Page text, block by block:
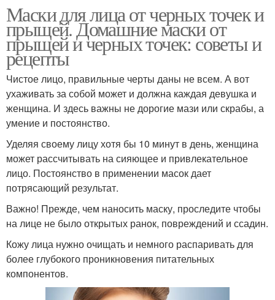
Маска от прыщей
Точки в домашних
условиях
Маски для лица от черных точек и
прыщей. Домашние маски от
прыщей и черных точек: советы и
рецепты
Чистое лицо, правильные черты даны не всем. А вот
ухаживать за собой может и должна каждая девушка и
женщина. И здесь важны не дорогие мази или скрабы, а
умение и постоянство.
Уделяя своему лицу хотя бы 10 минут в день, женщина
может рассчитывать на сияющее и привлекательное
лицо. Постоянство в применении масок дает
потрясающий результат.
Важно! Прежде, чем наносить маску, проследите чтобы
на лице не было открытых ранок, повреждений и ссадин.
Кожу лица нужно очищать и немного распаривать для
более глубокого проникновения питательных
компонентов.